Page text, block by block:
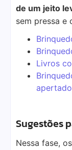
de um jeito
sem pressa e
Livros
Sugestões
Nessa fase,